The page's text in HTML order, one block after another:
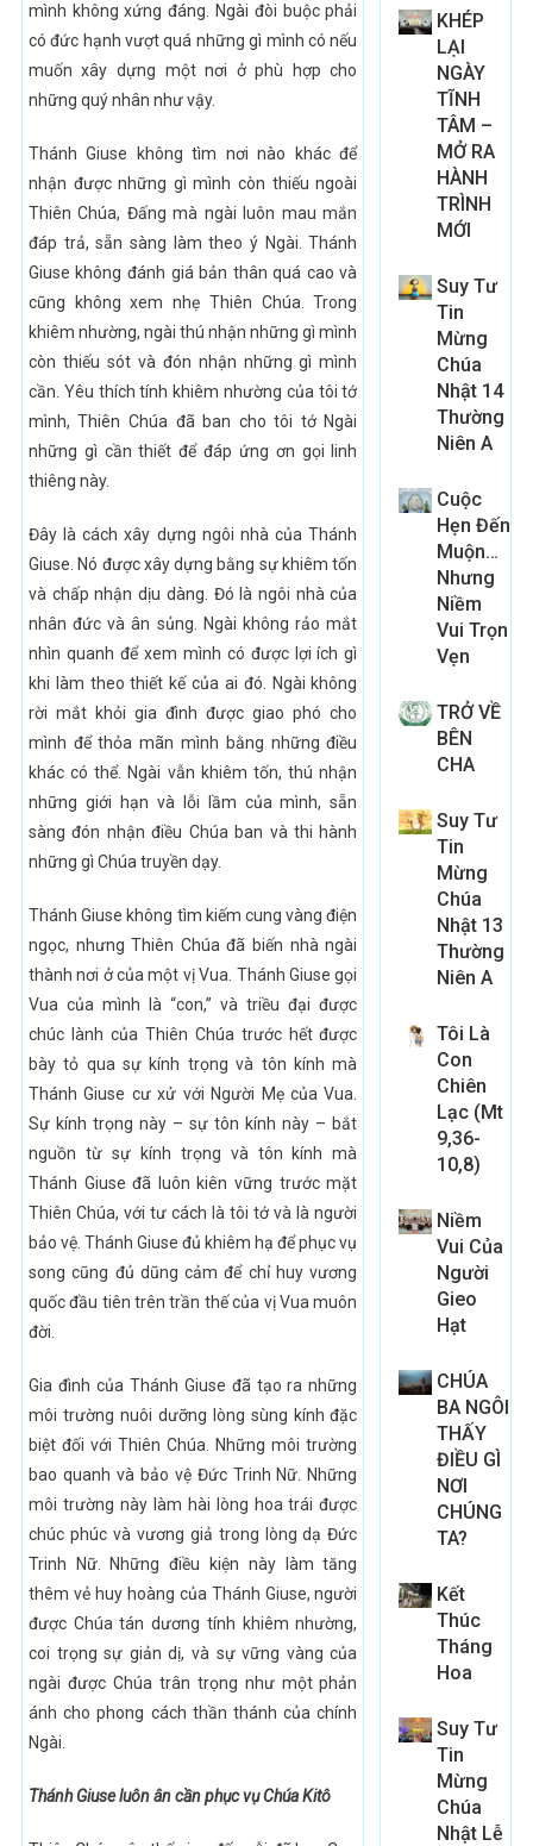
mình không xứng đáng. Ngài đòi buộc phải
có đức hạnh vượt quá những gì mình có nếu
muốn xây dựng một nơi ở phù hợp cho
những quý nhân như vậy.
Thánh Giuse không tìm nơi nào khác để
nhận được những gì mình còn thiếu ngoài
Thiên Chúa, Đấng mà ngài luôn mau mắn
đáp trả, sẵn sàng làm theo ý Ngài. Thánh
Giuse không đánh giá bản thân quá cao và
cũng không xem nhẹ Thiên Chúa. Trong
khiêm nhường, ngài thú nhận những gì mình
còn thiếu sót và đón nhận những gì mình
cần. Yêu thích tính khiêm nhường của tôi tớ
mình, Thiên Chúa đã ban cho tôi tớ Ngài
những gì cần thiết để đáp ứng ơn gọi linh
thiêng này.
Đây là cách xây dựng ngôi nhà của Thánh
Giuse. Nó được xây dựng bằng sự khiêm tốn
và chấp nhận dịu dàng. Đó là ngôi nhà của
nhân đức và ân sủng. Ngài không rảo mắt
nhìn quanh để xem mình có được lợi ích gì
khi làm theo thiết kế của ai đó. Ngài không
rời mắt khỏi gia đình được giao phó cho
mình để thỏa mãn mình bằng những điều
khác có thể. Ngài vẫn khiêm tốn, thú nhận
những giới hạn và lỗi lầm của mình, sẵn
sàng đón nhận điều Chúa ban và thi hành
những gì Chúa truyền dạy.
Thánh Giuse không tìm kiếm cung vàng điện
ngọc, nhưng Thiên Chúa đã biến nhà ngài
thành nơi ở của một vị Vua. Thánh Giuse gọi
Vua của mình là “con,” và triều đại được
chúc lành của Thiên Chúa trước hết được
bày tỏ qua sự kính trọng và tôn kính mà
Thánh Giuse cư xử với Người Mẹ của Vua.
Sự kính trọng này – sự tôn kính này – bắt
nguồn từ sự kính trọng và tôn kính mà
Thánh Giuse đã luôn kiên vững trước mặt
Thiên Chúa, với tư cách là tôi tớ và là người
bảo vệ. Thánh Giuse đủ khiêm hạ để phục vụ
song cũng đủ dũng cảm để chỉ huy vương
quốc đầu tiên trên trần thế của vị Vua muôn
đời.
Gia đình của Thánh Giuse đã tạo ra những
môi trường nuôi dưỡng lòng sùng kính đặc
biệt đối với Thiên Chúa. Những môi trường
bao quanh và bảo vệ Đức Trinh Nữ. Những
môi trường này làm hài lòng hoa trái được
chúc phúc và vương giả trong lòng dạ Đức
Trinh Nữ. Những điều kiện này làm tăng
thêm vẻ huy hoàng của Thánh Giuse, người
được Chúa tán dương tính khiêm nhường,
coi trọng sự giản dị, và sự vững vàng của
ngài được Chúa trân trọng như một phản
ánh cho phong cách thần thánh của chính
Ngài.
Thánh Giuse luôn ân cần phục vụ Chúa Kitô
KHÉP
LẠI
NGÀY
TĨNH
TÂM –
MỞ RA
HÀNH
TRÌNH
MỚI
Suy Tư
Tin
Mừng
Chúa
Nhật 14
Thường
Niên A
Cuộc
Hẹn Đến
Muộn…
Nhưng
Niềm
Vui Trọn
Vẹn
TRỞ VỀ
BÊN
CHA
Suy Tư
Tin
Mừng
Chúa
Nhật 13
Thường
Niên A
Tôi Là
Con
Chiên
Lạc (Mt
9,36-
10,8)
Niềm
Vui Của
Người
Gieo
Hạt
CHÚA
BA NGÔI
THẤY
ĐIỀU GÌ
NƠI
CHÚNG
TA?
Kết
Thúc
Tháng
Hoa
Suy Tư
Tin
Mừng
Chúa
Nhật Lễ